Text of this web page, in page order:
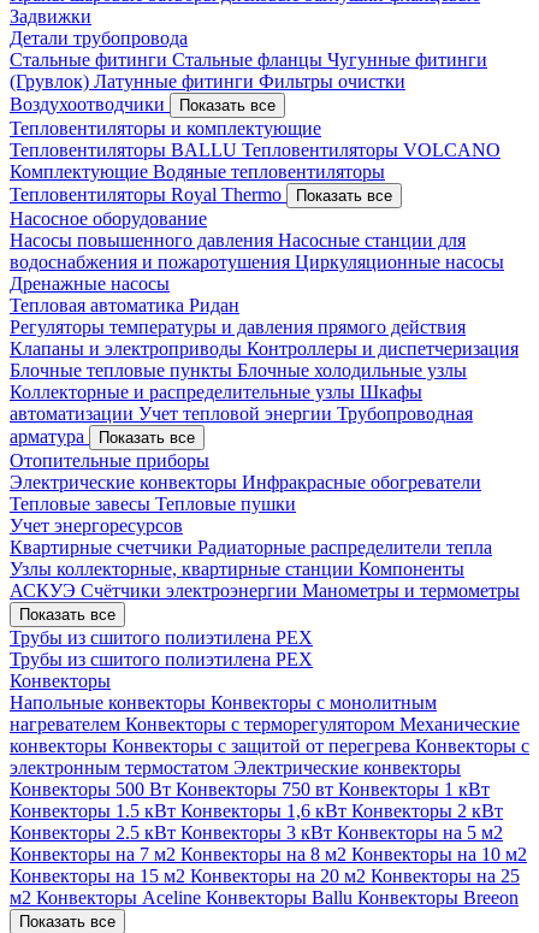
Задвижки
Детали трубопровода
Стальные фитинги Стальные фланцы Чугунные фитинги
(Грувлок) Латунные фитинги Фильтры очистки
Воздухоотводчики
Показать все
Тепловентиляторы и комплектующие
Тепловентиляторы BALLU Тепловентиляторы VOLCANO
Комплектующие Водяные тепловентиляторы
Тепловентиляторы Royal Thermo
Показать все
Насосное оборудование
Насосы повышенного давления Насосные станции для
водоснабжения и пожаротушения Циркуляционные насосы
Дренажные насосы
Тепловая автоматика Ридан
Регуляторы температуры и давления прямого действия
Клапаны и электроприводы Контроллеры и диспетчеризация
Блочные тепловые пункты Блочные холодильные узлы
Коллекторные и распределительные узлы Шкафы
автоматизации Учет тепловой энергии Трубопроводная
арматура
Показать все
Отопительные приборы
Электрические конвекторы Инфракрасные обогреватели
Тепловые завесы Тепловые пушки
Учет энергоресурсов
Квартирные счетчики Радиаторные распределители тепла
Узлы коллекторные, квартирные станции Компоненты
АСКУЭ Счётчики электроэнергии Манометры и термометры
Показать все
Трубы из сшитого полиэтилена PEX
Трубы из сшитого полиэтилена PEX
Конвекторы
Напольные конвекторы Конвекторы с монолитным
нагревателем Конвекторы с терморегулятором Механические
конвекторы Конвекторы с защитой от перегрева Конвекторы с
электронным термостатом Электрические конвекторы
Конвекторы 500 Вт Конвекторы 750 вт Конвекторы 1 кВт
Конвекторы 1.5 кВт Конвекторы 1,6 кВт Конвекторы 2 кВт
Конвекторы 2.5 кВт Конвекторы 3 кВт Конвекторы на 5 м2
Конвекторы на 7 м2 Конвекторы на 8 м2 Конвекторы на 10 м2
Конвекторы на 15 м2 Конвекторы на 20 м2 Конвекторы на 25
м2 Конвекторы Aceline Конвекторы Ballu Конвекторы Breeon
Показать все